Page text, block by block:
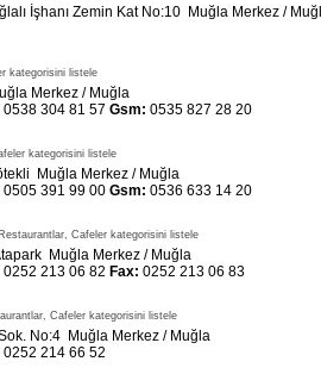
İşhanı Zemin Kat No:10 Muğla Merkez /
kategorisini listele
Merkez / Muğla
0538 304 81 57 Gsm: 0535 827 28 20
kategorisini listele
Muğla Merkez / Muğla
0505 391 99 00 Gsm: 0536 633 14 20
Restaurantlar, Cafeler kategorisini listele
Muğla Merkez / Muğla
0252 213 06 82 Fax: 0252 213 06 83
Cafeler kategorisini listele
No:4 Muğla Merkez / Muğla
0252 214 66 52